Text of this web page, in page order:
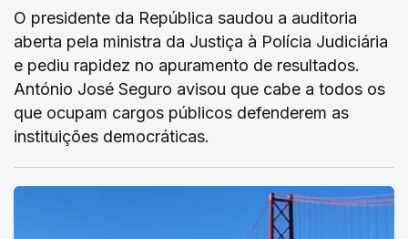
O presidente da República saudou a auditoria
aberta pela ministra da Justiça à Polícia Judiciária
e pediu rapidez no apuramento de resultados.
António José Seguro avisou que cabe a todos os
que ocupam cargos públicos defenderem as
instituições democráticas.